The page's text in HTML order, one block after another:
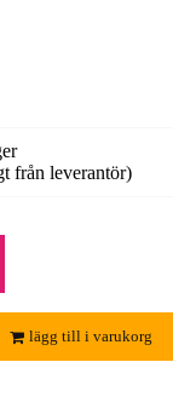
från leverantör)
lägg till i varukorg